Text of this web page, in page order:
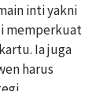
inti yakni
memperkuat
Ia juga
harus